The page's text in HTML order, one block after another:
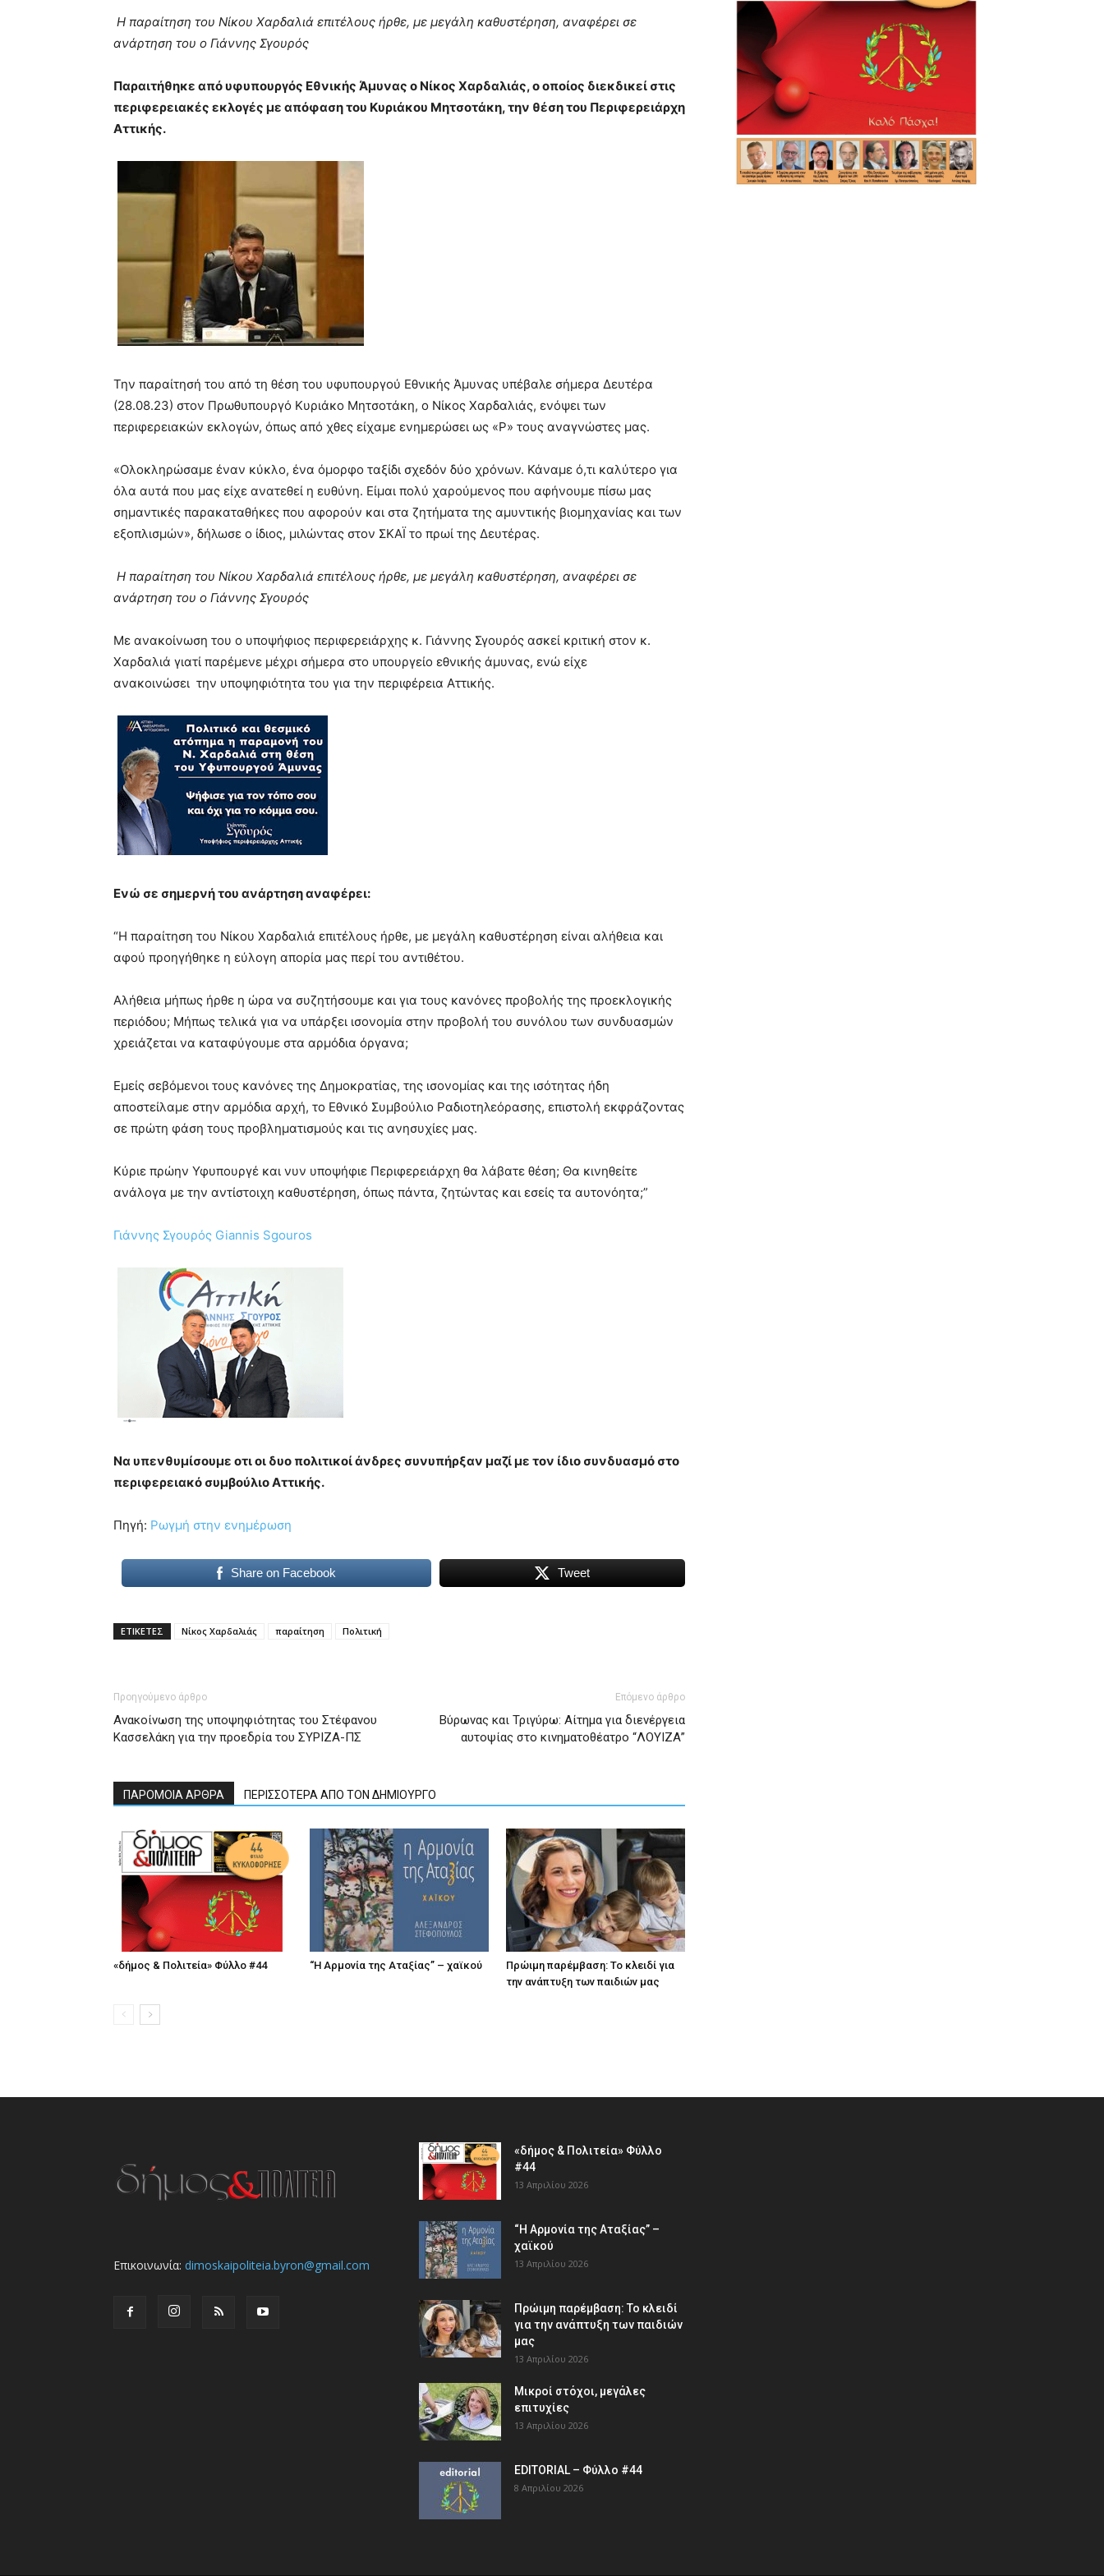
blonde
lesbians
very
cam
show.desi
brandi
pain.
Η παραίτηση του Νίκου Χαρδαλιά επιτέλους ήρθε, με μεγάλη καθυστέρηση, αναφέρει σε
ανάρτηση του ο Γιάννης Σγουρός
Παραιτήθηκε από υφυπουργός Εθνικής Άμυνας ο Νίκος Χαρδαλιάς, ο οποίος διεκδικεί στις
περιφερειακές εκλογές με απόφαση του Κυριάκου Μητσοτάκη, την θέση του Περιφερειάρχη
Αττικής.
Την παραίτησή του από τη θέση του υφυπουργού Εθνικής Άμυνας υπέβαλε σήμερα Δευτέρα
(28.08.23) στον Πρωθυπουργό Κυριάκο Μητσοτάκη, ο Νίκος Χαρδαλιάς, ενόψει των
περιφερειακών εκλογών, όπως από χθες είχαμε ενημερώσει ως «Ρ» τους αναγνώστες μας.
«Ολοκληρώσαμε έναν κύκλο, ένα όμορφο ταξίδι σχεδόν δύο χρόνων. Κάναμε ό,τι καλύτερο για
όλα αυτά που μας είχε ανατεθεί η ευθύνη. Είμαι πολύ χαρούμενος που αφήνουμε πίσω μας
σημαντικές παρακαταθήκες που αφορούν και στα ζητήματα της αμυντικής βιομηχανίας και των
εξοπλισμών», δήλωσε ο ίδιος, μιλώντας στον ΣΚΑΪ το πρωί της Δευτέρας.
Η παραίτηση του Νίκου Χαρδαλιά επιτέλους ήρθε, με μεγάλη καθυστέρηση, αναφέρει σε
ανάρτηση του ο Γιάννης Σγουρός
Με ανακοίνωση του ο υποψήφιος περιφερειάρχης κ. Γιάννης Σγουρός ασκεί κριτική στον κ.
Χαρδαλιά γιατί παρέμενε μέχρι σήμερα στο υπουργείο εθνικής άμυνας, ενώ είχε
ανακοινώσει την υποψηφιότητα του για την περιφέρεια Αττικής.
Ενώ σε σημερνή του ανάρτηση αναφέρει:
“Η παραίτηση του Νίκου Χαρδαλιά επιτέλους ήρθε, με μεγάλη καθυστέρηση είναι αλήθεια και
αφού προηγήθηκε η εύλογη απορία μας περί του αντιθέτου.
Αλήθεια μήπως ήρθε η ώρα να συζητήσουμε και για τους κανόνες προβολής της προεκλογικής
περιόδου; Μήπως τελικά για να υπάρξει ισονομία στην προβολή του συνόλου των συνδυασμών
χρειάζεται να καταφύγουμε στα αρμόδια όργανα;
Εμείς σεβόμενοι τους κανόνες της Δημοκρατίας, της ισονομίας και της ισότητας ήδη
αποστείλαμε στην αρμόδια αρχή, το Εθνικό Συμβούλιο Ραδιοτηλεόρασης, επιστολή εκφράζοντας
σε πρώτη φάση τους προβληματισμούς και τις ανησυχίες μας.
Κύριε πρώην Υφυπουργέ και νυν υποψήφιε Περιφερειάρχη θα λάβατε θέση; Θα κινηθείτε
ανάλογα με την αντίστοιχη καθυστέρηση, όπως πάντα, ζητώντας και εσείς τα αυτονόητα;”
Γιάννης Σγουρός Giannis Sgouros
Να υπενθυμίσουμε οτι οι δυο πολιτικοί άνδρες συνυπήρξαν μαζί με τον ίδιο συνδυασμό στο
περιφερειακό συμβούλιο Αττικής.
Πηγή: Ρωγμή στην ενημέρωση
Share on Facebook Tweet
ΕΤΙΚΕΤΕΣ Νίκος Χαρδαλιάς παραίτηση Πολιτική
Προηγούμενο άρθρο
Ανακοίνωση της υποψηφιότητας του Στέφανου
Κασσελάκη για την προεδρία του ΣΥΡΙΖΑ-ΠΣ
Επόμενο άρθρο
Βύρωνας και Τριγύρω: Αίτημα για διενέργεια
αυτοψίας στο κινηματοθέατρο “ΛΟΥΙΖΑ”
ΠΑΡΟΜΟΙΑ ΑΡΘΡΑ ΠΕΡΙΣΣΟΤΕΡΑ ΑΠΟ ΤΟΝ ΔΗΜΙΟΥΡΓΟ
«δήμος & Πολιτεία» Φύλλο #44 “Η Αρμονία της Αταξίας” – χαϊκού
Πρώιμη παρέμβαση: Το κλειδί για
την ανάπτυξη των παιδιών µας
Επικοινωνία: dimoskaipoliteia.byron@gmail.com
«δήμος & Πολιτεία» Φύλλο
#44
13 Απριλίου 2026
“Η Αρμονία της Αταξίας” –
χαϊκού
13 Απριλίου 2026
Πρώιμη παρέμβαση: Το κλειδί
για την ανάπτυξη των παιδιών
µας
13 Απριλίου 2026
Μικροί στόχοι, μεγάλες
επιτυχίες
13 Απριλίου 2026
EDITORIAL – Φύλλο #44
8 Απριλίου 2026